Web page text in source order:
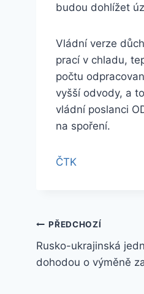
budou dohlížet
Vládní verze
prací v chladu,
počtu
vyšší odvody, a
vládní poslanci
na spoření.
ČTK
Navigace
pro
PŘEDCHOZÍ
Rusko-ukrajinská
dohodou o výměně